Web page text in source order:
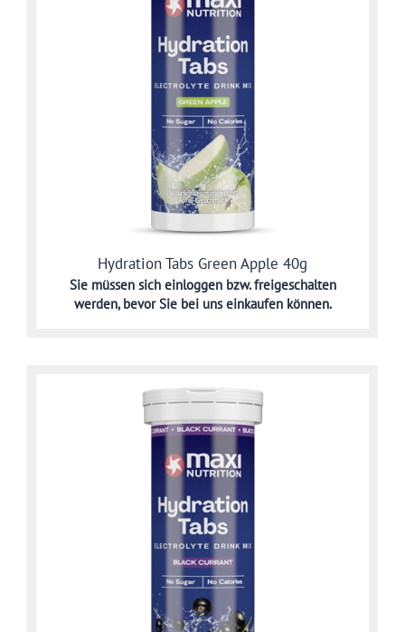
Hydration Tabs Green Apple 40g
Sie müssen sich einloggen bzw. freigeschalten
werden,bevor Sie bei uns einkaufen können.